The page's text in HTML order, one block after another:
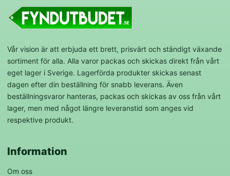
Vår vision är att erbjuda ett brett, prisvärt och ständigt växande
sortiment för alla. Alla varor packas och skickas direkt från vårt
eget lager i Sverige. Lagerförda produkter skickas senast
dagen efter din beställning för snabb leverans. Även
beställningsvaror hanteras, packas och skickas av oss från vårt
lager, men med något längre leveranstid som anges vid
respektive produkt.
Information
Om oss